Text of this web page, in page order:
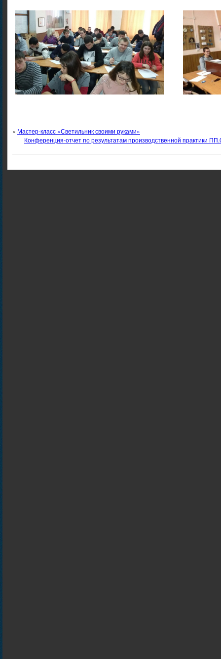
« Мастер-класс «Светильник своими руками»
Конференция-отчет по результатам производственной практики